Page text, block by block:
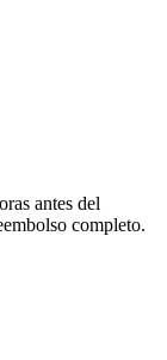
antes del
completo.